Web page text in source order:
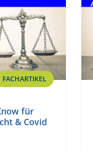
FACHARTIKEL
für
& Covid